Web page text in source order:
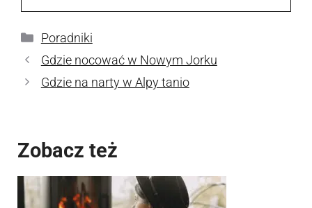
Kategorie
Poradniki
Gdzie nocować w Nowym Jorku
Gdzie na narty w Alpy tanio
Zobacz też